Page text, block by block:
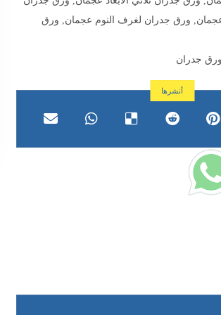
ورق جدران لغرف النوم عجمان
ورق
جدران